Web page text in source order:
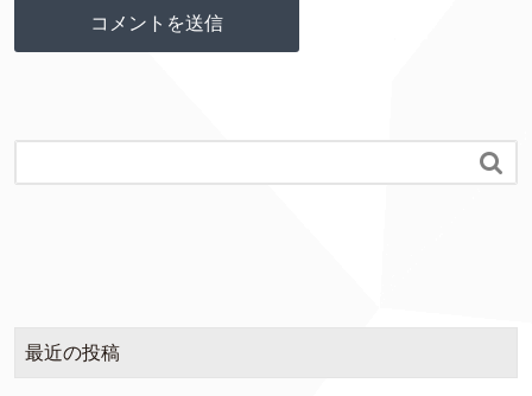

最近の投稿